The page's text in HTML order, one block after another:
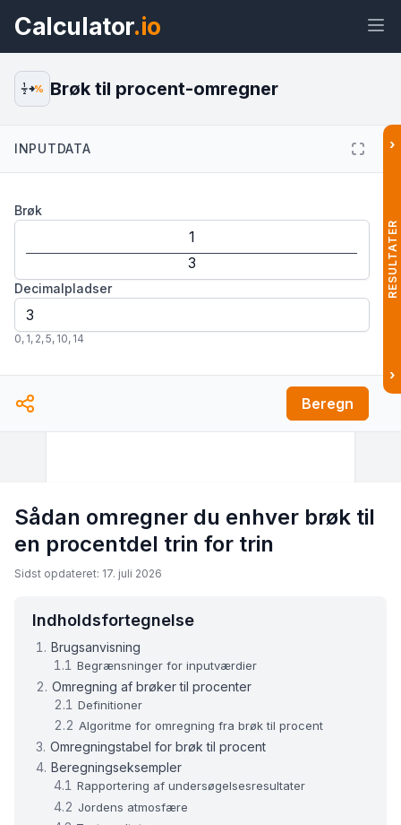
Calculator.io
omregner Widget
1
2
% Brøk til procent-omregner
INPUTDATA
Brøk
Decimalpladser
0, 1, 2,5, 10, 14
Beregn
›
RESULTATER
›
Sådan omregner du enhver brøk til
en procentdel trin for trin
Sidst opdateret: 17. juli 2026
Indholdsfortegnelse
Brugsanvisning
Begrænsninger for inputværdier
Omregning af brøker til procenter
Definitioner
Algoritme for omregning fra brøk til procent
Omregningstabel for brøk til procent
Beregningseksempler
Rapportering af undersøgelsesresultater
Jordens atmosfære